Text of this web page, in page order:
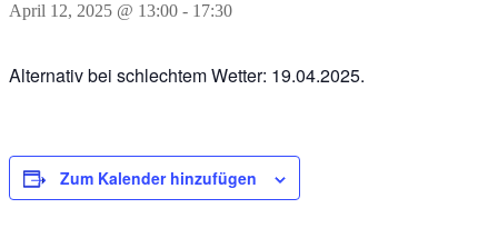
April 12, 2025 @ 13:00 - 17:30
Alternativ bei schlechtem Wetter: 19.04.2025.
Zum Kalender hinzufügen